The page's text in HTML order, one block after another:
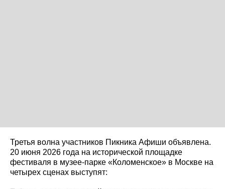
Третья волна участников Пикника Афиши объявлена.
20 июня 2026 года на исторической площадке
фестиваля в музее-парке «Коломенское» в Москве на
четырех сценах выступят: